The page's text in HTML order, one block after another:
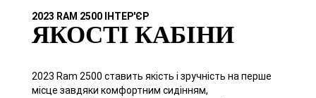
2023 RAM 2500 ІНТЕР'ЄР
ЯКОСТІ КАБІНИ
2023 Ram 2500 ставить якість і зручність на перше
місце завдяки комфортним сидінням,